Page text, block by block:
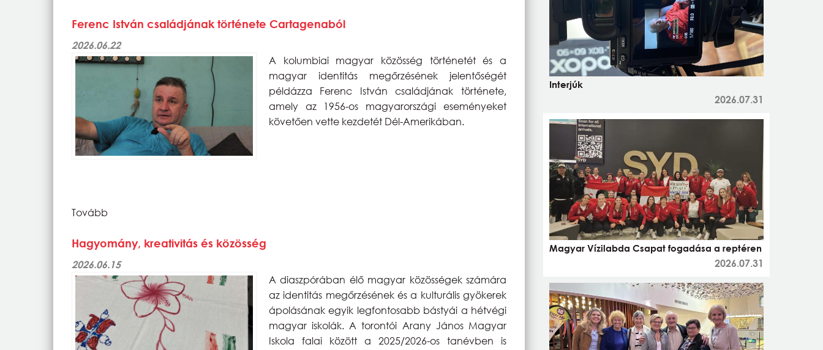
Ferenc István családjának története Cartagenaból
2026.06.22
A kolumbiai magyar közösség történetét és a
magyar identitás megőrzésének jelentőségét
példázza Ferenc István családjának története,
amely az 1956-os magyarországi eseményeket
követően vette kezdetét Dél-Amerikában.
Tovább
Hagyomány, kreativitás és közösség
2026.06.15
A diaszpórában élő magyar közösségek számára
az identitás megőrzésének és a kulturális gyökerek
ápolásának egyik legfontosabb bástyái a hétvégi
magyar iskolák. A torontói Arany János Magyar
Iskola falai között a 2025/2026-os tanévben is
Interjúk
2026.07.31
Magyar Vízilabda Csapat fogadása a reptéren
2026.07.31